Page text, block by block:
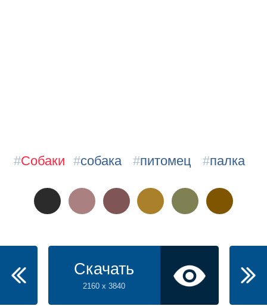
#Собаки #собака #питомец #палка
Скачать
2160 x 3840